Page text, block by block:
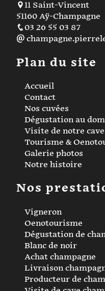
11 Saint-Vincent
51160 Aÿ-Champagne
03 26 55 03 87
Plan du site
Accueil
Contact
Nos cuvées
Dégustation au
Visite de notre cave
Tourisme &
Galerie photos
Notre histoire
Nos
Vigneron
Oenotourisme
Dégustation de
Blanc de noir
Achat champagne
Livraison
Producteur de